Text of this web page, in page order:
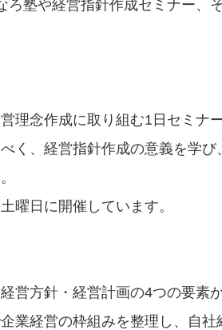
ろ塾や経営指針作成セミナー、
理念作成に取り組む1日セミナ
く、経営指針作成の意義を学
曜日に開催しています。
営方針・経営計画の4つの要素
業経営の枠組みを整理し、自